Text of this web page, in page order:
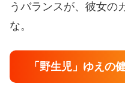
うバランスが、彼女の
な。
「野生児」ゆえの